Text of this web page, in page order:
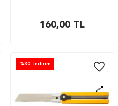
160,00 TL
%30 İndirim